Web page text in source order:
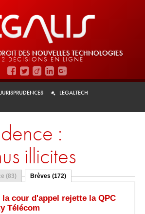
DES NOUVELLES TECHNOLOGIES
DÉCISIONS EN LIGNE
JURISPRUDENCES
LEGALTECH
:
illicites
(83) Brèves (172)
cour d'appel rejette la QPC
Télécom